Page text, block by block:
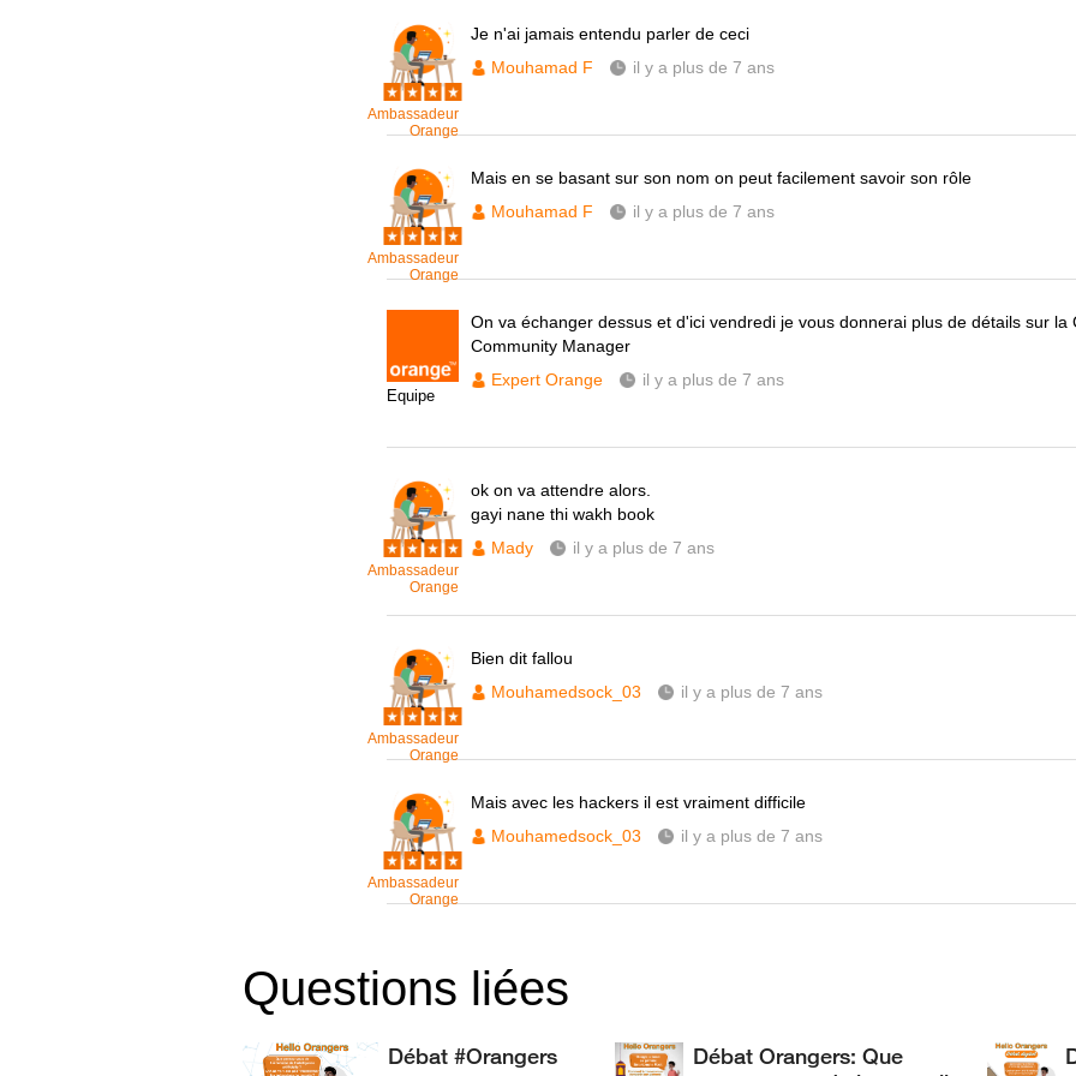
Ambassadeur
Orange
Je n'ai jamais entendu parler de ceci
Mouhamad F
il y a plus de 7 ans
Ambassadeur
Orange
Mais en se basant sur son nom on peut facilement savoir son rôle
Mouhamad F
il y a plus de 7 ans
Equipe
On va échanger dessus et d'ici vendredi je vous donnerai plus de détails sur la
Community Manager
Expert Orange
il y a plus de 7 ans
Ambassadeur
Orange
ok on va attendre alors.
gayi nane thi wakh book
Mady
il y a plus de 7 ans
Ambassadeur
Orange
Bien dit fallou
Mouhamedsock_03
il y a plus de 7 ans
Ambassadeur
Orange
Mais avec les hackers il est vraiment difficile
Mouhamedsock_03
il y a plus de 7 ans
Questions liées
Débat #Orangers
Débat Orangers: Que